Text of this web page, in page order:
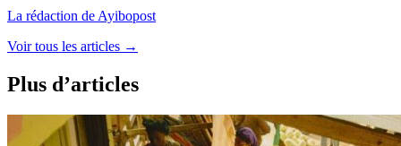
La rédaction de Ayibopost
Voir tous les articles →
Plus d’articles